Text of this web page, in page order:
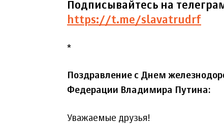
Подписывайтесь на
https://t.me/slavatrudrf
*
Поздравление с Днем
Федерации Владимира Путина:
Уважаемые друзья!